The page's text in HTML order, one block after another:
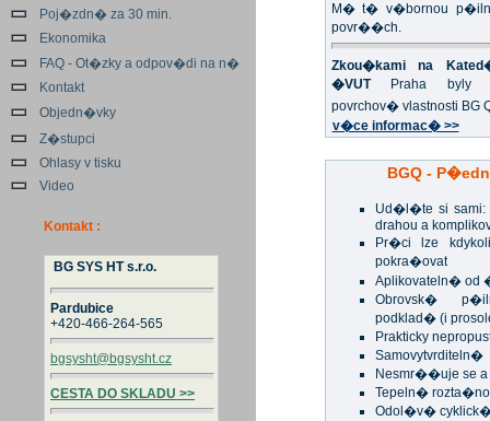
Poj�zdn� za 30 min.
Ekonomika
FAQ - Ot�zky a odpov�di na n�
Kontakt
Objedn�vky
Z�stupci
Ohlasy v tisku
Video
Kontakt :
BG SYS HT s.r.o.
Pardubice
+420-466-264-565
bgsysht@bgsysht.cz
CESTA DO SKLADU >>
M� t� v�bornou
povr��ch.
Zkou�kami na
�VUTPraha byly
povrchov� vlastnosti BG
v�ce informac� >>
BGQ -
Ud�l�te si
drahou a
Pr�ci lze
pokra�ovat
Aplikovateln� od
Obrovsk�
podklad� (i
Prakticky
Samovytvrditeln�
Nesmr��uje se
Tepeln�
Odol�v�